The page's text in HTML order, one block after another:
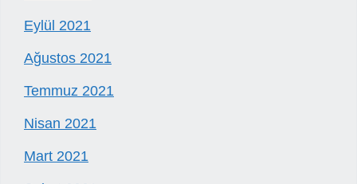
Eylül 2021
Ağustos 2021
Temmuz 2021
Nisan 2021
Mart 2021